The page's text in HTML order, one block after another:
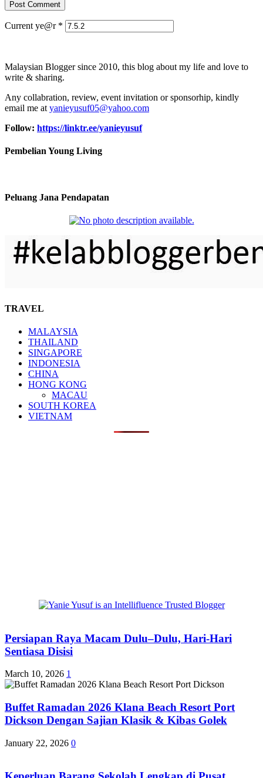
Current ye@r *
Malaysian Blogger since 2010, this blog about my life and love to
write & sharing.
Any collabration, review, event invitation or sponsorhip, kindly
email me at yanieyusuf05@yahoo.com
Follow: https://linktr.ee/yanieyusuf
Pembelian Young Living
Peluang Jana Pendapatan
TRAVEL
MALAYSIA
THAILAND
SINGAPORE
INDONESIA
CHINA
HONG KONG
MACAU
SOUTH KOREA
VIETNAM
Persiapan Raya Macam Dulu–Dulu, Hari-Hari
Sentiasa Disisi
March 10, 2026 1
Buffet Ramadan 2026 Klana Beach Resort Port
Dickson Dengan Sajian Klasik & Kibas Golek
January 22, 2026 0